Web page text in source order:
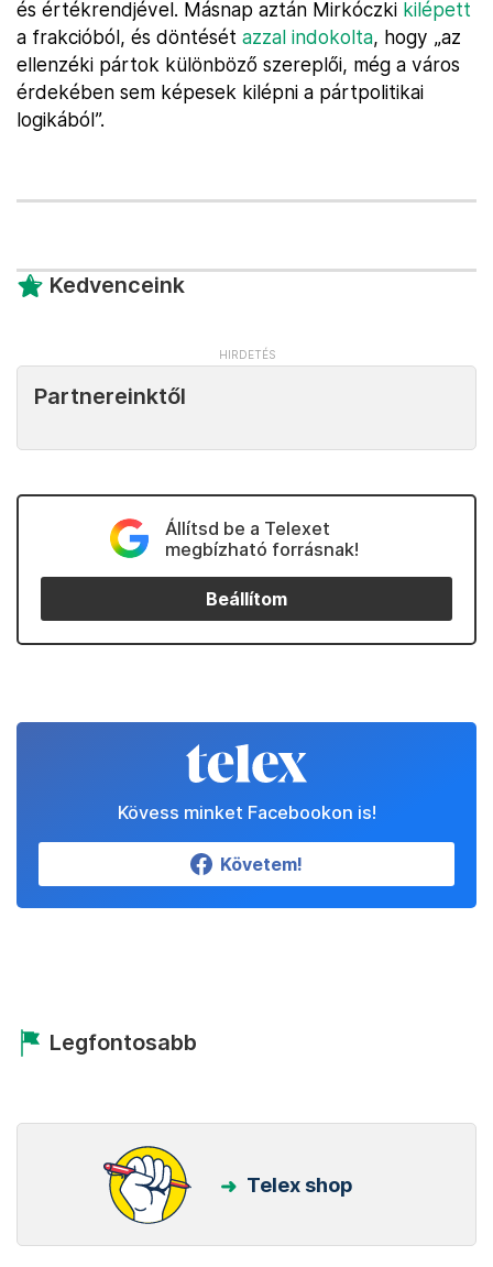
és értékrendjével. Másnap aztán Mirkóczki kilépett
a frakcióból, és döntését azzal indokolta, hogy „az
ellenzéki pártok különböző szereplői, még a város
érdekében sem képesek kilépni a pártpolitikai
logikából”.
Kedvenceink
Partnereinktől
Állítsd be a Telexet
megbízható forrásnak!
Beállítom
Kövess minket Facebookon is!
Követem!
Legfontosabb
Telex shop